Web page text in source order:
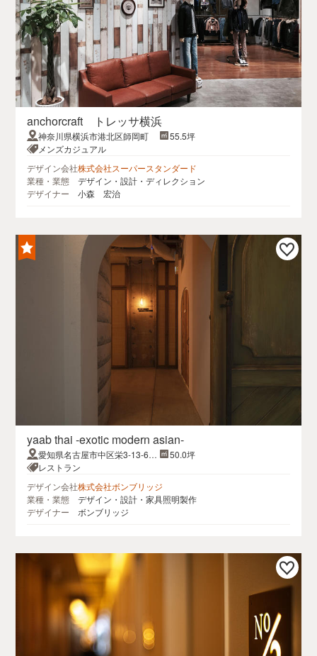
anchorcraft トレッサ横浜
神奈川県横浜市港北区師岡町
55.5坪
メンズカジュアル
デザイン会社株式会社スーパースタンダード
業種・業態
デザイン・設計・ディレクション
デザイナー
小森 宏治
yaab thai -exotic modern asian-
愛知県名古屋市中区栄3-13-6L
EXT HOUSE B1F
50.0坪
レストラン
デザイン会社株式会社ボンブリッジ
業種・業態
デザイン・設計・家具照明製作
デザイナー
ボンブリッジ